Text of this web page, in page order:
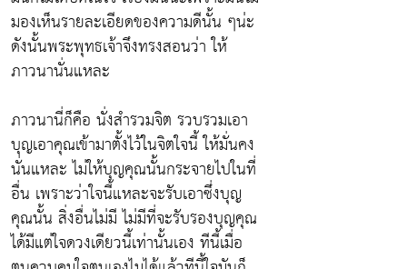
มองเห็นรายละเอียดของความดีนั้น ๆน่ะ
ดังนั้นพระพุทธเจ้าจึงทรงสอนว่า ให้
ภาวนานั่นแหละ
ภาวนานี่ก็คือ นั่งสำรวมจิต รวบรวมเอา
บุญเอาคุณเข้ามาตั้งไว้ในจิตใจนี้ ให้มั่นคง
นั่นแหละ ไม่ให้บุญคุณนั้นกระจายไปในที่
อื่น เพราะว่าใจนี้แหละจะรับเอาซึ่งบุญ
คุณนั้น สิ่งอื่นไม่มี ไม่มีที่จะรับรองบุญคุณ
ได้มีแต่ใจดวงเดียวนี้เท่านั้นเอง ทีนี้เมื่อ